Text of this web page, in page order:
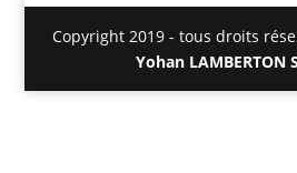
Copyright 2019 - tous droits
Yohan LAMBERTON